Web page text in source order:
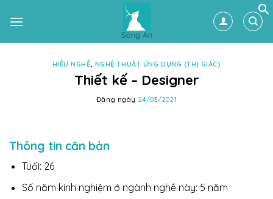
HIỂU NGHỀ, NGHỆ THUẬT ỨNG DỤNG (THỊ GIÁC)
Thiết kế – Designer
Đăng ngày 24/03/2021
Thông tin căn bản
Tuổi: 26
Số năm kinh nghiệm ở ngành nghề này: 5 năm